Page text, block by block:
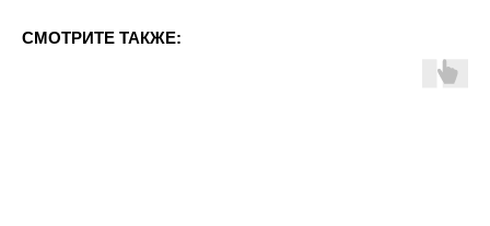
СМОТРИТЕ ТАКЖЕ: